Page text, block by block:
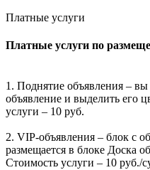
Платные услуги
Платные услуги по
1. Поднятие объявления –
объявление и выделить его
услуги – 10 руб.
2. VIP-объявления – блок с
размещается в блоке Доска
Стоимость услуги – 10 руб./